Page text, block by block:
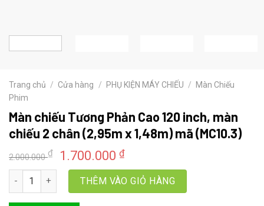
Trang chủ / Cửa hàng / PHỤ KIỆN MÁY CHIẾU /
Màn Chiếu
Phim
Màn chiếu Tương Phản Cao 120 inch, màn
chiếu 2 chân (2,95m x 1,48m) mã (MC10.3)
2.000.000₫
Giá
gốc
2.000.000 ₫.
1.700.000 ₫Giá
hiện
tại
là:
Màn chiếu Tương Phản Cao 120 inch, màn chiếu 2 chân (2,95m x
THÊM VÀO GIỎ HÀNG